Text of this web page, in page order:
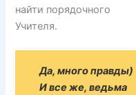
найти порядочного
Учителя.
Да, много правды)
И все же, ведьма